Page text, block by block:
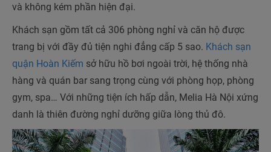
và không kém phần hiện đại.
Khách sạn gồm tất cả 306 phòng nghỉ và căn hộ được
trang bị với đầy đủ tiện nghi đẳng cấp 5 sao. Khách sạn
quận Hoàn Kiếm sở hữu hồ bơi ngoài trời, hệ thống nhà
hàng và quán bar sang trọng cùng với phòng họp, phòng
gym, spa… Với những tiện ích hấp dẫn, Melia Hà Nội xứng
danh là thiên đường nghỉ dưỡng giữa lòng thủ đô.